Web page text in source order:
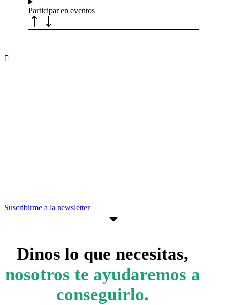
Participar en eventos
Suscribirme a la newsletter
Dinos lo que necesitas,
nosotros te ayudaremos a
conseguirlo.